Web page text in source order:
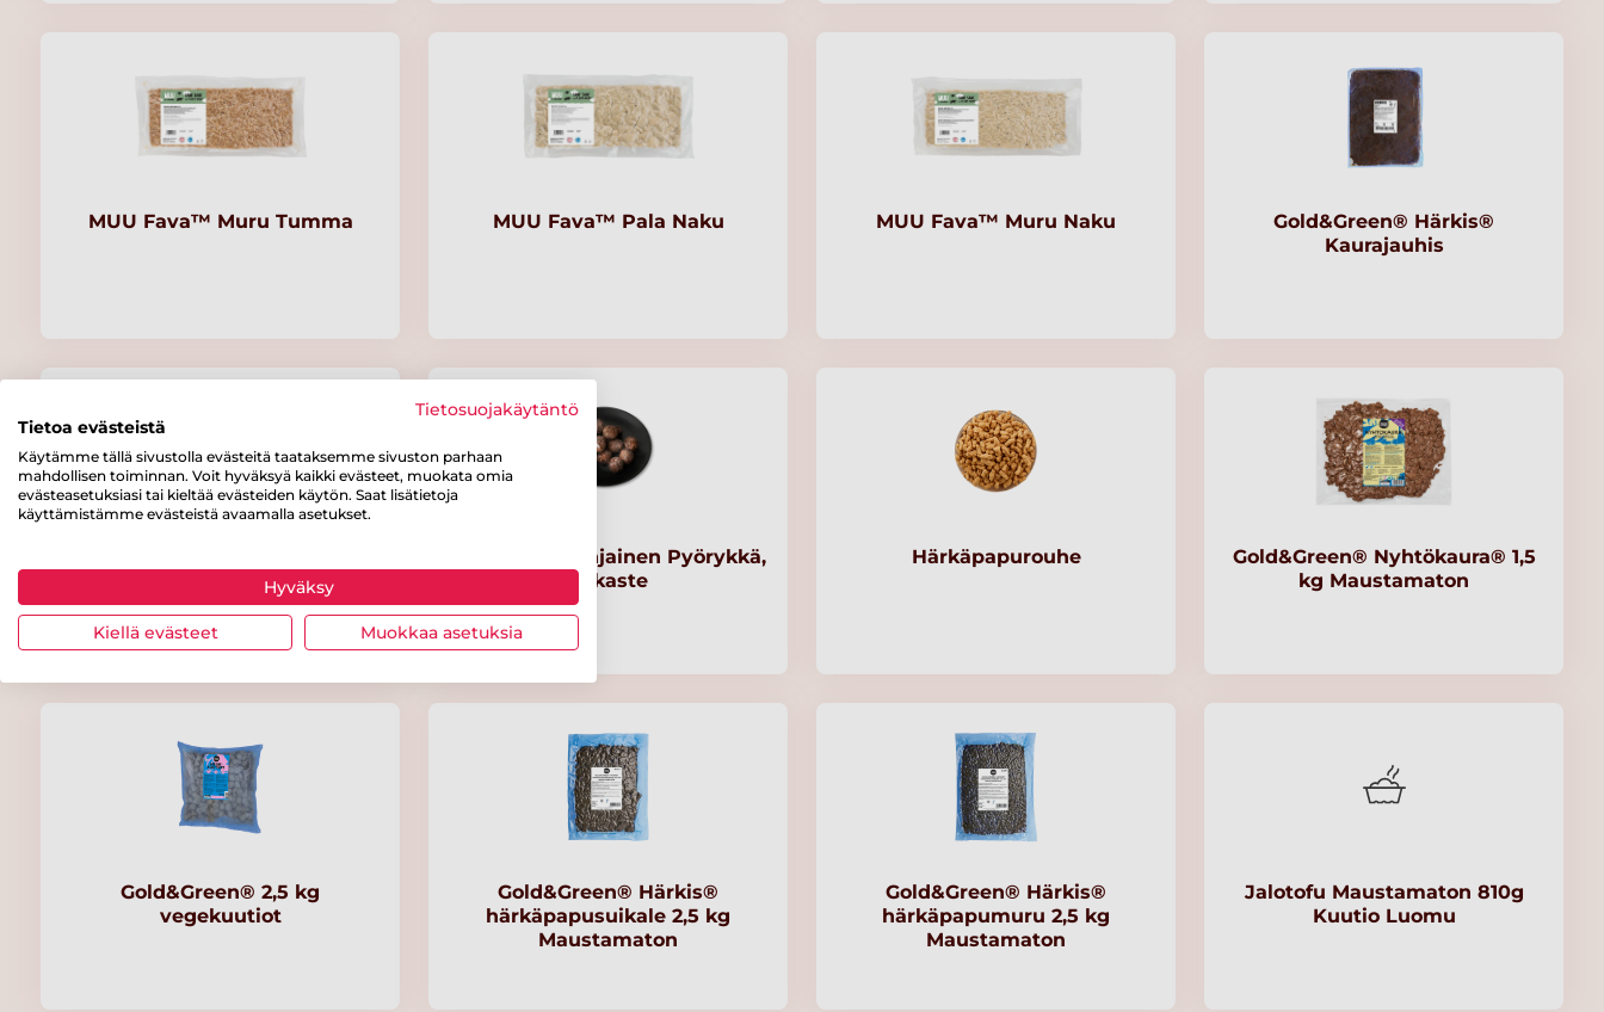
MUU Fava™ Muru Tumma MUU Fava™ Pala Naku MUU Fava™ Muru Naku
Gold&Green® Härkis®
Kaurajauhis
MUU Kasvipohjainen Pyörykkä,
pakaste
Härkäpapurouhe
Gold&Green® Nyhtökaura® 1,5
kg Maustamaton
Gold&Green® 2,5 kg
vegekuutiot
Gold&Green® Härkis®
härkäpapusuikale 2,5 kg
Maustamaton
Gold&Green® Härkis®
härkäpapumuru 2,5 kg
Maustamaton
Jalotofu Maustamaton 810g
Kuutio Luomu
Tietosuojakäytäntö
Tietoa evästeistä
Käytämme tällä sivustolla evästeitä taataksemme sivuston parhaan
mahdollisen toiminnan. Voit hyväksyä kaikki evästeet, muokata omia
evästeasetuksiasi tai kieltää evästeiden käytön. Saat lisätietoja
käyttämistämme evästeistä avaamalla asetukset.
Hyväksy
Kiellä evästeet Muokkaa asetuksia